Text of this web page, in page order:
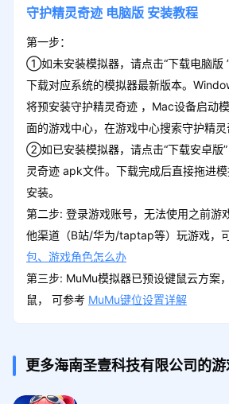
守护精灵奇迹 电脑版 安装教程
第一步：
①如未安装模拟器，请点击“下载电脑版
下载对应系统的模拟器最新版本。
将预安装守护精灵奇迹 ，Mac设备启动
面的游戏中心，在游戏中心搜索守护精灵
②如已安装模拟器，请点击“下载安卓版
灵奇迹 apk文件。下载完成后直接拖进
安装。
第二步: 登录游戏账号，无法使用之前游
他渠道（B站/华为/taptap等）玩游戏，
包、游戏角色怎么办
第三步: MuMu模拟器已预设键鼠云方案
鼠， 可参考 MuMu键位设置详解
更多海南圣壹科技有限公司的游